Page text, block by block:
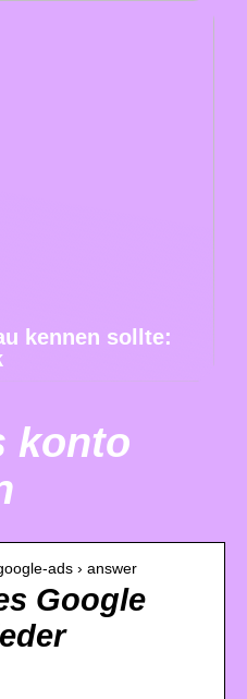
kennen sollte:
konto
ads › answer
Google